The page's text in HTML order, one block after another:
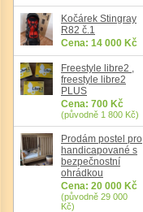
Kočárek Stingray
R82 č.1
Cena: 14 000 Kč
Freestyle libre2 ,
freestyle libre2
PLUS
Cena: 700 Kč
(původně 1 800 Kč)
Prodám postel pro
handicapované s
bezpečnostní
ohrádkou
Cena: 20 000 Kč
(původně 29 000
Kč)